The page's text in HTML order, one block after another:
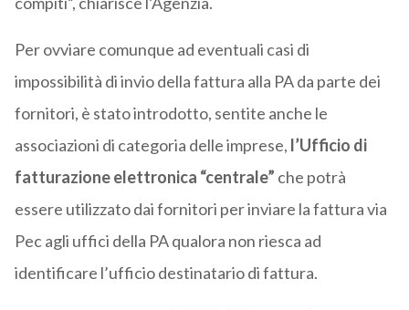
Per ovviare comunque ad eventuali casi di
impossibilità di invio della fattura alla PA da parte dei
fornitori, è stato introdotto, sentite anche le
associazioni di categoria delle imprese, l’Ufficio di
fatturazione elettronica “centrale” che potrà
essere utilizzato dai fornitori per inviare la fattura via
Pec agli uffici della PA qualora non riesca ad
identificare l’ufficio destinatario di fattura.